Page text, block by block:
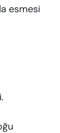
esmesi